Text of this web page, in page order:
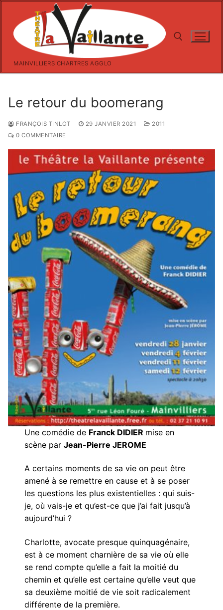
contenu
MAINVILLIERS CHARTRES AGGLO
Le retour du boomerang
FRANÇOIS TINLOT 29 JANVIER 2021
2011
0 COMMENTAIRE
Une comédie de Franck DIDIER mise en
scène parJean-Pierre JEROME
A certains moments de sa vie on peut être
amené à se remettre en cause et à se poser
les questions les plus existentielles : qui suis-
je, où vais-je et qu’est-ce que j’ai fait jusqu’à
aujourd’hui ?
Charlotte, avocate presque quinquagénaire,
est à ce moment charnière de sa vie où elle
se rend compte qu’elle a fait la moitié du
chemin et qu’elle est certaine qu’elle veut que
sa deuxième moitié de vie soit radicalement
différente de la première.